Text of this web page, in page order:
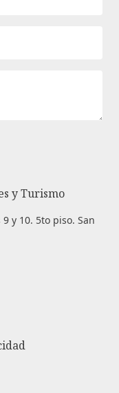
y Turismo
y 10. 5to piso. San